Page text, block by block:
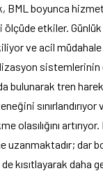
BML boyunca
etkiler. Günlük
ve acil müdahale
sistemlerinin
bulunarak tren
olasılığını
dar
kısıtlayarak daha